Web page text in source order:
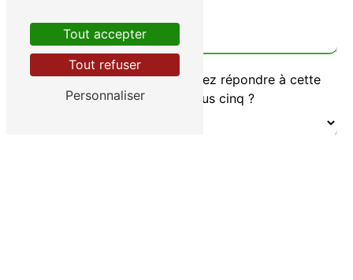
Vous n'êtes pas un robot, veuillez répondre à cette
question : combien font cinq plus cinq ?
Tout accepter
Tout refuser
Personnaliser